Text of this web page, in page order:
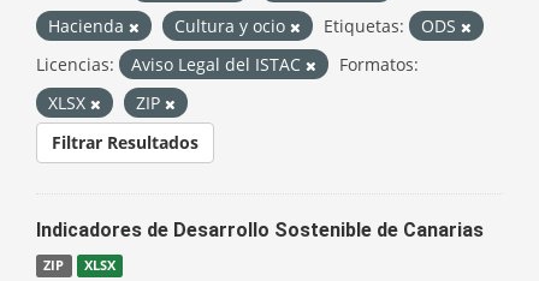
Hacienda
Cultura y ocio Etiquetas:
ODS
Licencias:
Aviso Legal del ISTAC
Formatos:
XLSX
ZIP
Filtrar Resultados
Indicadores de Desarrollo Sostenible de Canarias
ZIP XLSX